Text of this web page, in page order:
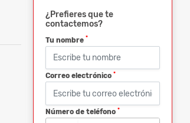
¿Prefieres que te
contactemos?
Tu nombre *
Correo electrónico *
Número de teléfono *